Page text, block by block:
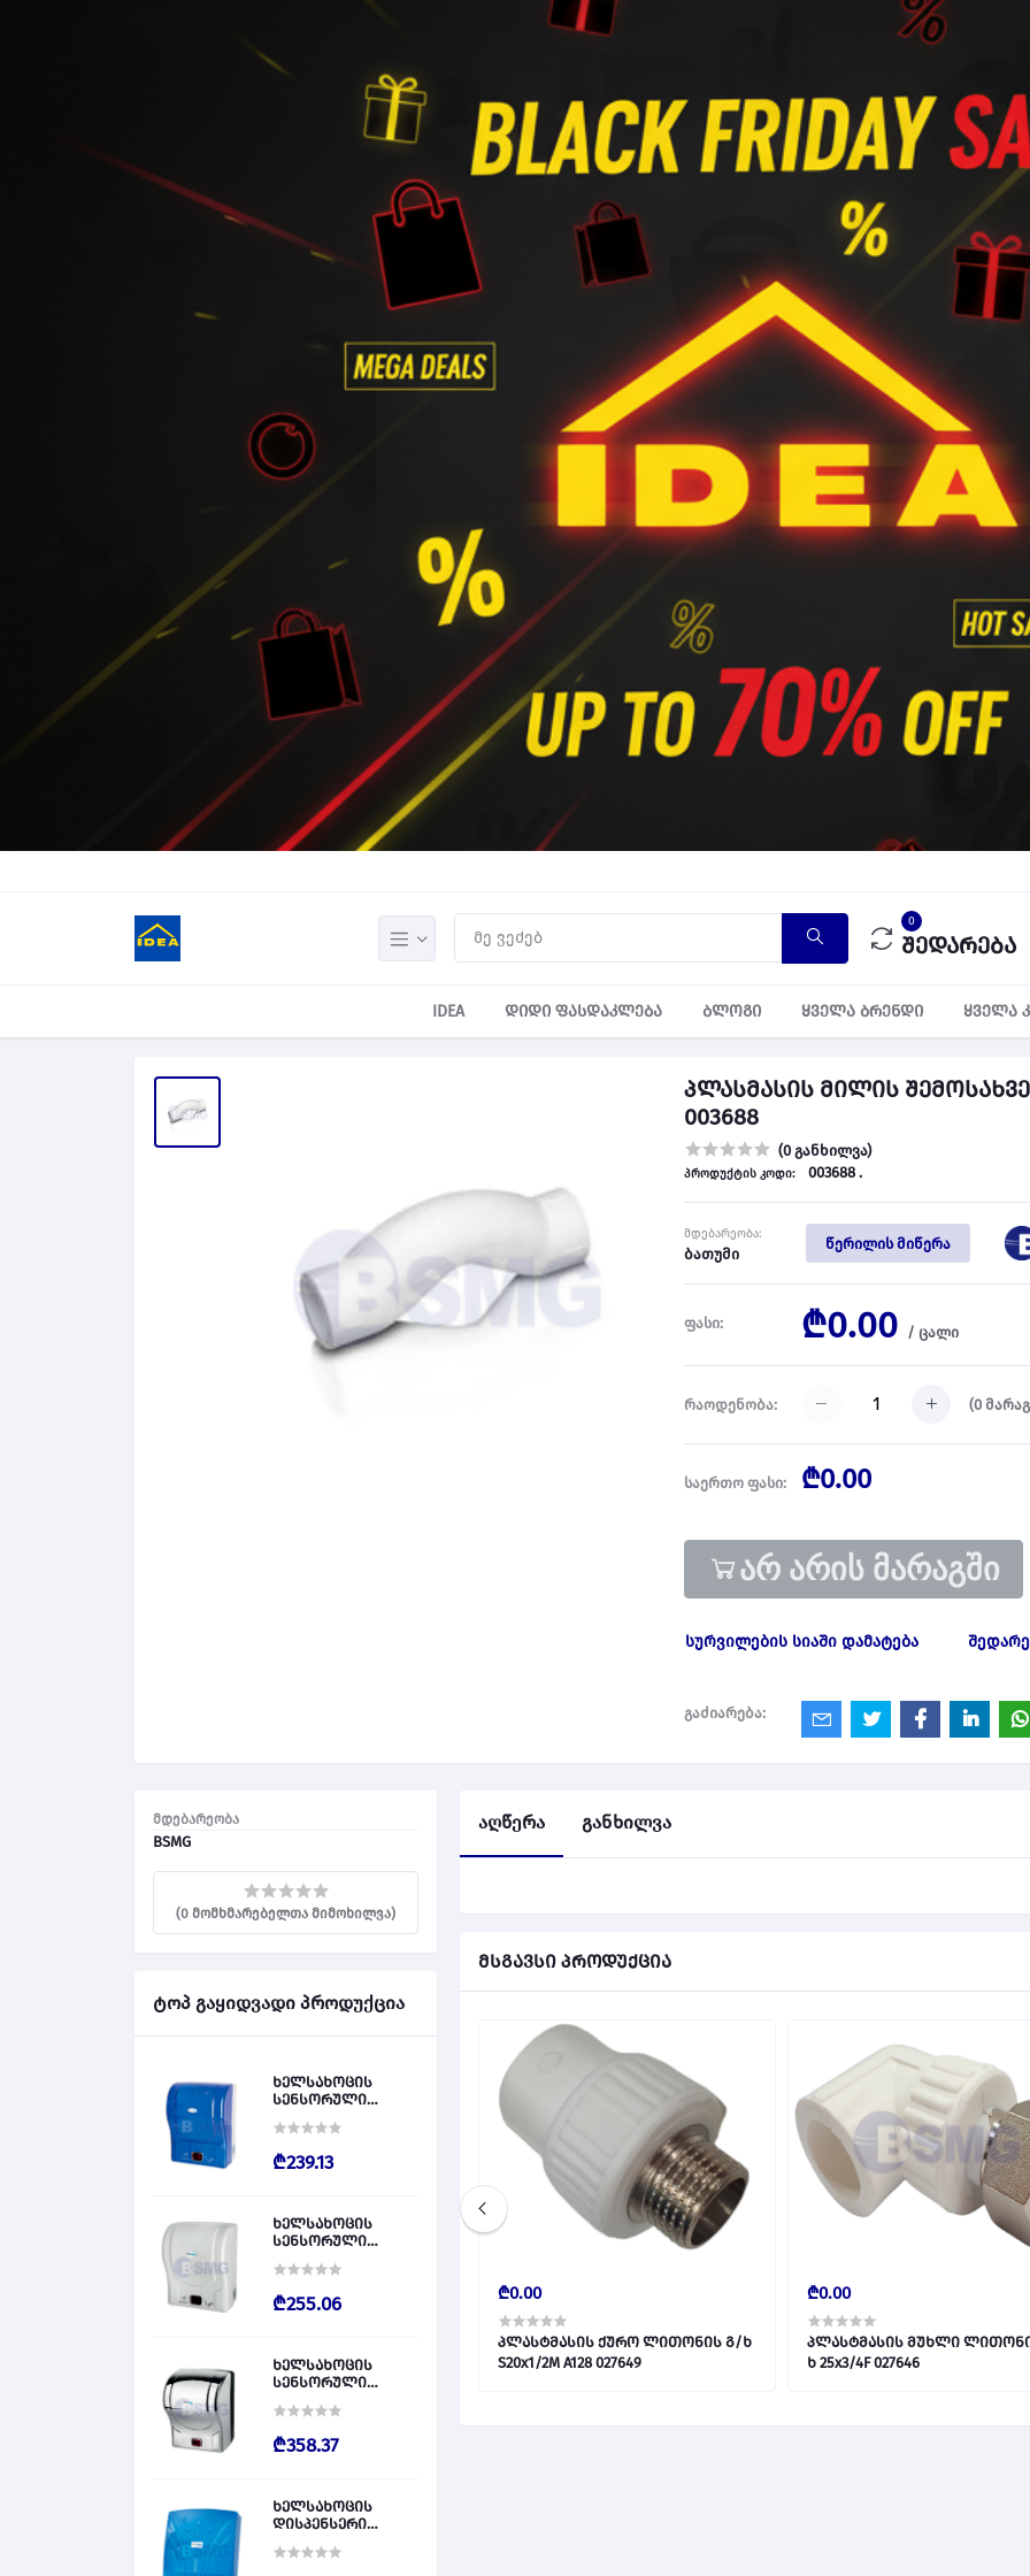
0
შედარება
IDEA დიდი ფასდაკლება ბლოგი ყველა ბრენდი ყველა
პლასმასის მილის
003688
(0 განხილვა)
პროდუქტის კოდი: 003688 .
მდებარეობა:
ბათუმი
წერილის მიწერა
ფასი: ₾0.00 /ცალი
რაოდენობა: (0
საერთო ფასი: ₾0.00
არ არის მარაგში
სურვილების სიაში დამატება
გაძიარება:
მდებარეობა
BSMG
(0 მომხმარებელთა მიმოხილვა)
ტოპ გაყიდვადი პროდუქცია
ხელსახოცის
სენსორული
ლურჯი / PLASTİK
OTOMATİK KAĞIT
₾239.13
ხელსახოცის
სენსორული
თეთრი / PLASTİK
OTOMATİK KAĞIT
₾255.06
ხელსახოცის
სენსორული
ნიკელის / PLASTİK
OTOMATİK KAĞIT
₾358.37
ხელსახოცის
დისპენსერი
HAVLU APARATLARI
აღწერა განხილვა
მსგავსი პროდუქცია
₾10.00 ₾0.00
პლასტმასის ქურო ლითონის გ/ხ
S20x1/2M A128 027649
₾0.00
პლასტმასის მუხლი
ხ 25x3/4F 027646